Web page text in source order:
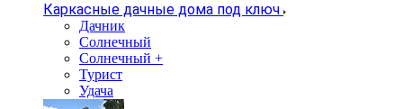
Каркасные дачные дома под ключ
Дачник
Солнечный
Солнечный +
Турист
Удача